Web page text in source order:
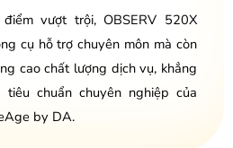
vượt trội, OBSERV 520X
cụ hỗ trợ chuyên môn mà còn
cao chất lượng dịch vụ, khẳng
chuẩn chuyên nghiệp của
by DA.